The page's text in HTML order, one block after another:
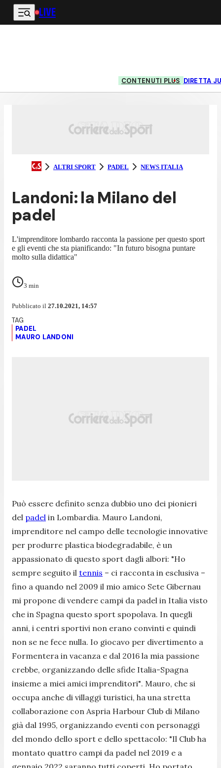
Vai al contenuto principale
LIVE
CONTENUTI PLUS DIRETTA
ALTRI SPORT PADEL NEWS ITALIA
Landoni: la Milano del
padel
L'imprenditore lombardo racconta la passione per questo sport
e gli eventi che sta pianificando: "In futuro bisogna puntare
molto sulla didattica"
3 min
Pubblicato il 27.10.2021, 14:57
PADEL
MAURO LANDONI
Può essere definito senza dubbio uno dei pionieri
del padel in Lombardia. Mauro Landoni,
imprenditore nel campo delle tecnologie innovative
per produrre plastica biodegradabile, è un
appassionato di questo sport dagli albori: "Ho
sempre seguito il tennis – ci racconta in esclusiva –
fino a quando nel 2009 il mio amico Sete Gibernau
mi propone di vendere campi da padel in Italia visto
che in Spagna questo sport spopolava. In quegli
anni, i centri sportivi non erano convinti e quindi
non se ne fece nulla. Io giocavo per divertimento a
Formentera in vacanza e dal 2016 la mia passione
crebbe, organizzando delle sfide Italia-Spagna
insieme a miei amici imprenditori". Mauro, che si
occupa anche di villaggi turistici, ha una stretta
collaborazione con Aspria Harbour Club di Milano
già dal 1995, organizzando eventi con personaggi
del mondo dello sport e dello spettacolo: "Il Club ha
montato quattro campi da padel nel 2019 e a